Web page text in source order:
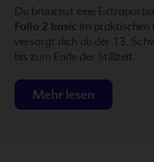
Du brauchst eine
Folio 2 basic im praktischen
versorgt dich ab der 13.
bis zum Ende der Stillzeit.
Mehr lesen